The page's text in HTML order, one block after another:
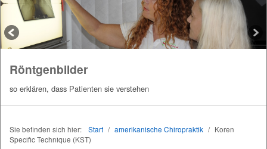
Röntgenbilder
so erklären, dass Patienten sie verstehen
Sie befinden sich hier: Start / amerikanische Chiropraktik / Koren
Specific Technique (KST)